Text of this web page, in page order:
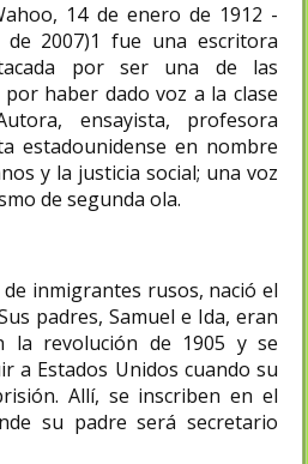
14 de enero de 1912 -
2007)1​ fue una escritora
por ser una de las
haber dado voz a la clase
ensayista, profesora
estadounidense en nombre
y la justicia social; una voz
de segunda ola.
inmigrantes rusos, nació el
padres, Samuel e Ida, eran
la revolución de 1905 y se
a Estados Unidos cuando su
Allí, se inscriben en el
su padre será secretario